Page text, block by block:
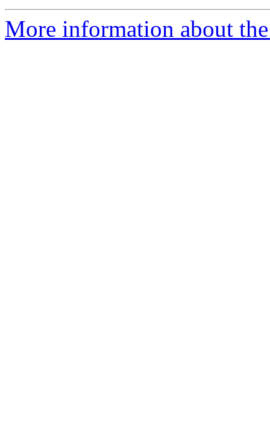
More information about